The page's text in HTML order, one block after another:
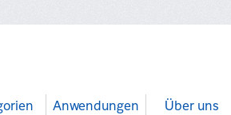
Anwendungen Über uns